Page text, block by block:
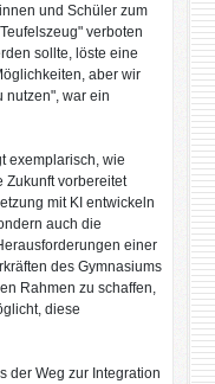
und Schüler zum
verboten
sollte, löste eine
aber wir
nutzen", war ein
exemplarisch, wie
Zukunft vorbereitet
mit KI entwickeln
auch die
einer
des Gymnasiums
Rahmen zu schaffen,
diese
der Weg zur Integration